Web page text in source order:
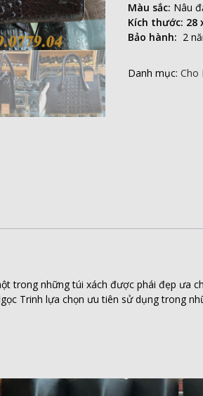
Màu sắc: Nâu
Kích thước: 28
Bảo hành: 2
Danh mục: Cho
trong những túi xách được phái đẹp ưa
Trinh lựa chọn ưu tiên sử dụng trong